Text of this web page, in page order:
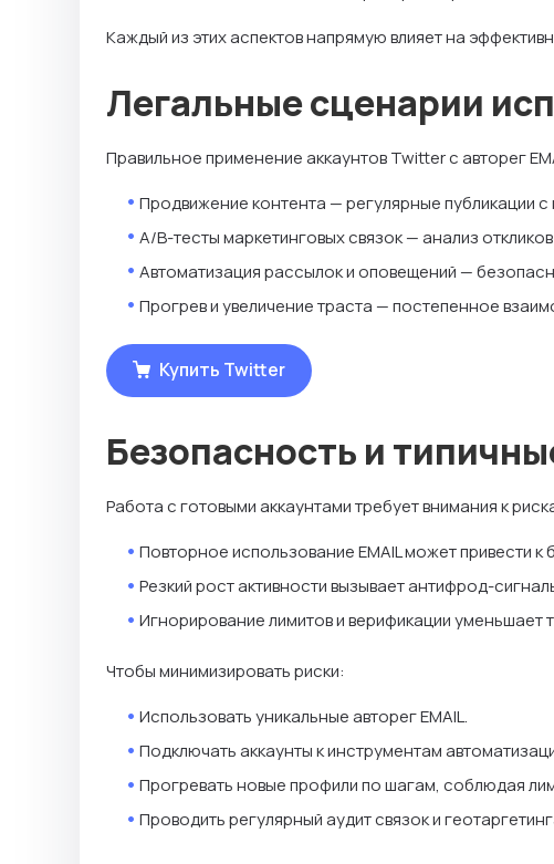
Каждый из этих аспектов напрямую влияет на
Легальные сценарии
Правильное применение аккаунтов Twitter с авторег
Продвижение контента — регулярные публикации
А/B-тесты маркетинговых связок — анализ
Автоматизация рассылок и оповещений —
Прогрев и увеличение траста — постепенное
Купить Twitter
Безопасность и
Работа с готовыми аккаунтами требует внимания к
Повторное использование EMAIL может привести к
Резкий рост активности вызывает антифрод-
Игнорирование лимитов и верификации уменьшает
Чтобы минимизировать риски:
Использовать уникальные авторег EMAIL.
Подключать аккаунты к инструментам
Прогревать новые профили по шагам, соблюдая
Проводить регулярный аудит связок и